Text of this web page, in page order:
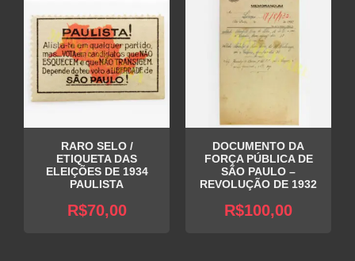
RARO SELO /
ETIQUETA DAS
ELEIÇÕES DE 1934
PAULISTA
R$70,00
DOCUMENTO DA
FORÇA PÚBLICA DE
SÃO PAULO –
REVOLUÇÃO DE 1932
R$100,00